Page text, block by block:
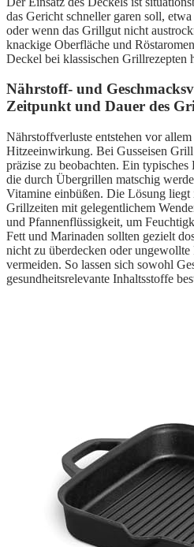
das Gericht schneller garen soll,
oder wenn das Grillgut nicht
knackige Oberfläche und
Deckel bei klassischen Grillrezepten
Nährstoff- und
Zeitpunkt und Dauer des
Nährstoffverluste entstehen vor
Hitzeeinwirkung. Bei Gusseisen
präzise zu beobachten. Ein
die durch Übergrillen matschig
Vitamine einbüßen. Die Lösung liegt
Grillzeiten mit gelegentlichem
und Pfannenflüssigkeit, um
Fett und Marinaden sollten gezielt
nicht zu überdecken oder
vermeiden. So lassen sich sowohl
gesundheitsrelevante Inhaltsstoffe